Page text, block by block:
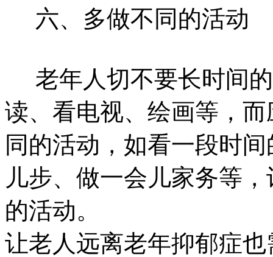
六、多做不同的活动
老年人切不要长时间
读、看电视、绘画等，
同的活动，如看一段时
儿步、做一会儿家务等
的活动。
让老人远离老年抑郁症